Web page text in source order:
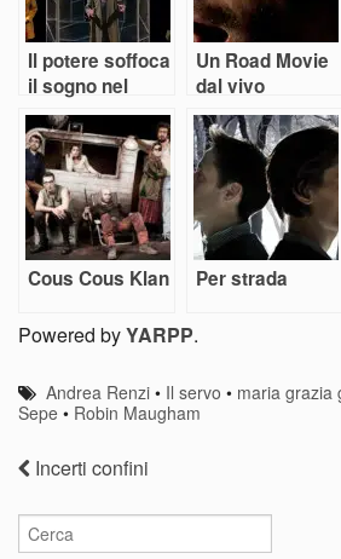
Il potere soffoca
il sogno nel
Calderon senza
speranza di
Pasolini
Un Road Movie
dal vivo
Cous Cous Klan Per strada
Powered byYARPP.
Andrea Renzi • Il servo • maria grazia
Sepe • Robin Maugham
Incerti confini